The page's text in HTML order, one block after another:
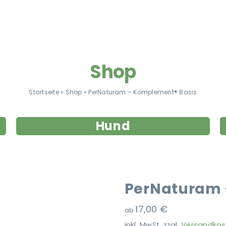
Shop
Startseite» Shop » PerNaturam – Komplement® Basis
Hund
PerNaturam
ab17,00 €